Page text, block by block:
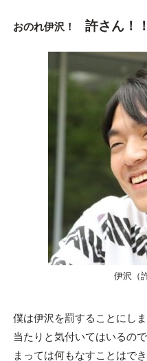
おのれ伊沢！ 許さん！
伊沢（
僕は伊沢を罰することにしま
当たりと気付いてはいるの
まっては何もなすことはでき